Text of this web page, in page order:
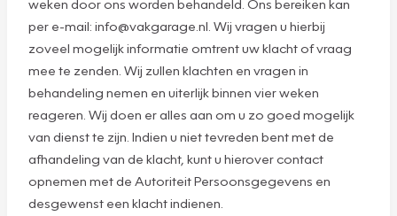
weken door ons worden behandeld. Ons bereiken kan
per e-mail: info@vakgarage.nl. Wij vragen u hierbij
zoveel mogelijk informatie omtrent uw klacht of vraag
mee te zenden. Wij zullen klachten en vragen in
behandeling nemen en uiterlijk binnen vier weken
reageren. Wij doen er alles aan om u zo goed mogelijk
van dienst te zijn. Indien u niet tevreden bent met de
afhandeling van de klacht, kunt u hierover contact
opnemen met de Autoriteit Persoonsgegevens en
desgewenst een klacht indienen.